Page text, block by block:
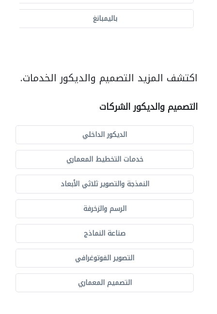
باليمبانغ
اكتشف المزيد التصميم والديكور الخدمات.
التصميم والديكور الشركات
الديكور الداخلي
خدمات التخطيط المعماري
النمذجة والتصوير ثلاثي الأبعاد
الرسم والزخرفة
صناعة النماذج
التصوير الفوتوغرافي
التصميم المعماري